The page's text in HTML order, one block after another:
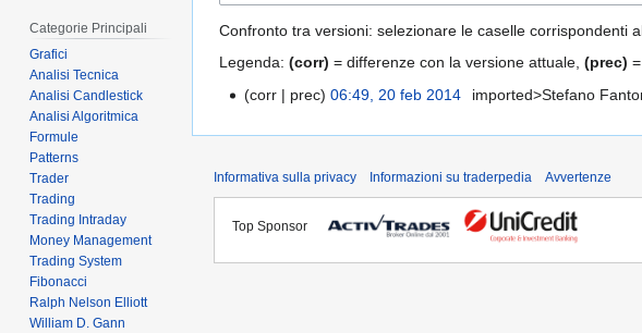
Confronto tra versioni: selezionare le caselle corrispondenti
Legenda: (corr) = differenze con la versione attuale, (prec)
corr
prec 06:49, 20 feb 2014 imported>Stefano
Categorie Principali
Grafici
Analisi Tecnica
Analisi Candlestick
Analisi Algoritmica
Formule
Patterns
Trader
Trading
Trading Intraday
Money Management
Trading System
Fibonacci
Ralph Nelson Elliott
William D. Gann
Informativa sulla privacy Informazioni su traderpedia Avvertenze
Top Sponsor